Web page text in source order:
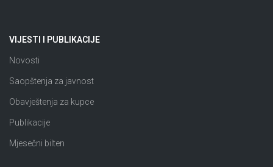
VIJESTI I PUBLIKACIJE
Novosti
Saopštenja za javnost
Obavještenja za kupce
Publikacije
Mjesečni bilten